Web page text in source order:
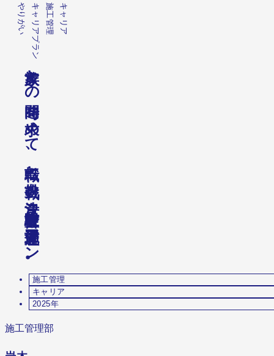
キャリア
施工管理
キャリアプラン
やりがい
と
の
を
め
て
、
と
を
。
な
マ
ン
。
施工管理
キャリア
2025年
施工管理部